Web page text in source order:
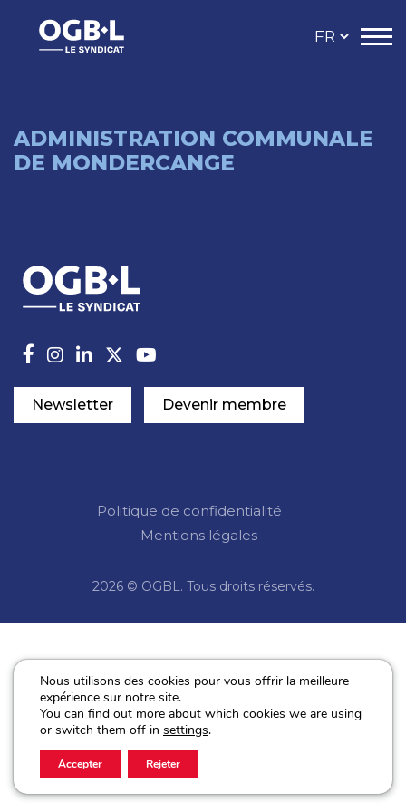
ADMINISTRATION COMMUNALE
DE MONDERCANGE
Newsletter Devenir membre
Politique de confidentialité
Mentions légales
2026 © OGBL. Tous droits réservés.
Nous utilisons des cookies pour vous offrir la meilleure
expérience sur notre site.
You can find out more about which cookies we are using
or switch them off in settings.
Accepter Rejeter